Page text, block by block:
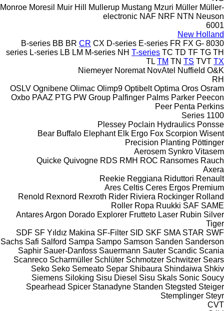
Monroe Moresil Muir Hill Mullerup Mustang Mzuri Müller Müller-
electronic NAF NRF NTN Neuson
6001
New Holland
8030
B-series BB BR CR CX D-series E-series FR FX G-
series L-series LB LM M-series NH T-series TC TD TF TG TH
TL TM TN TS TVT TX
Niemeyer Noremat NovAtel Nuffield O&K
RH
OSLV Ognibene Olimac Olimp9 Optibelt Optima Oros Osram
Oxbo PAAZ PTG PW Group Palfinger Palms Parker Peecon
Peer Penta Perkins
1100 Series
Plessey Poclain Hydraulics Ponsse
Bear Buffalo Elephant Elk Ergo Fox Scorpion Wisent
Precision Planting Pöttinger
Aerosem Synkro Vitasem
Quicke Quivogne RDS RMH ROC Ransomes Rauch
Axera
Reekie Reggiana Riduttori Renault
Ares Celtis Ceres Ergos Premium
Renold Rexnord Rexroth Rider Riviera Rockinger Rolland
Roller Ropa Ruukki SAF SAME
AntaresArgon Dorado Explorer Frutteto Laser Rubin Silver
Tiger
SDF SF Yıldız Makina SF-Filter SID SKF SMA STAR SWF
Sachs Safi Salford Sampa Sampo Samson Sanden Sanderson
Saphir Sauer-Danfoss Sauermann Sauter Scandic Scania
Scanreco Scharmüller Schlüter Schmotzer Schwitzer Sears
Seko Seko Semeato Separ Shibaura Shindaiwa Shkiv
Siemens Siloking Sisu Diesel Sisu Skals Sonic Soucy
Spearhead Spicer Stanadyne Standen Stegsted Steiger
Stemplinger Steyr
CVT